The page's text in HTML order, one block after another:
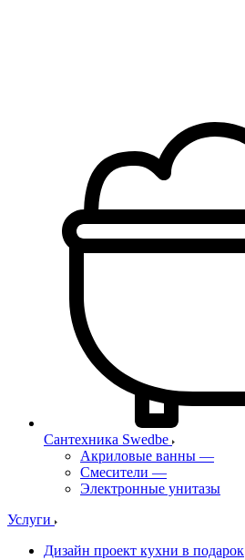
Сантехника Swedbe
Акриловые ванны —
Смесители —
Электронные унитазы
Услуги
Дизайн проект кухни в подарок